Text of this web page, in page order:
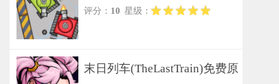
评分： 10 星级：
末日列车(TheLastTrain)免费原